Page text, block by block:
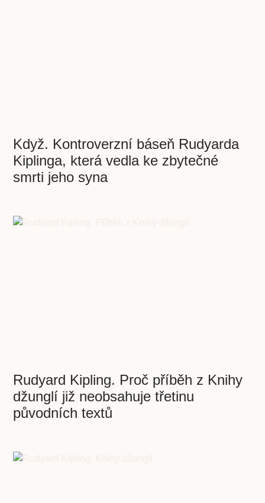
Když. Kontroverzní báseň Rudyarda
Kiplinga, která vedla ke zbytečné
smrti jeho syna
Rudyard Kipling. Proč příběh z Knihy
džunglí již neobsahuje třetinu
původních textů